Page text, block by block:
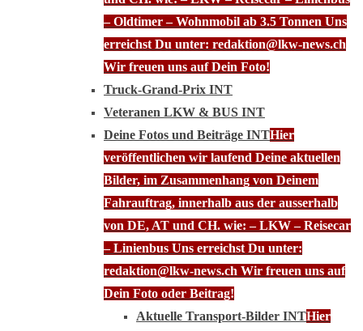
– Oldtimer – Wohnmobil ab 3.5 Tonnen Uns
erreichst Du unter: redaktion@lkw-news.ch
Wir freuen uns auf Dein Foto!
Truck-Grand-Prix INT
Veteranen LKW & BUS INT
Deine Fotos und Beiträge INTHier
veröffentlichen wir laufend Deine aktuellen
Bilder, im Zusammenhang von Deinem
Fahrauftrag, innerhalb aus der ausserhalb
von DE, AT und CH. wie: – LKW – Reisecar
– Linienbus Uns erreichst Du unter:
redaktion@lkw-news.ch Wir freuen uns auf
Dein Foto oder Beitrag!
Aktuelle Transport-Bilder INTHier